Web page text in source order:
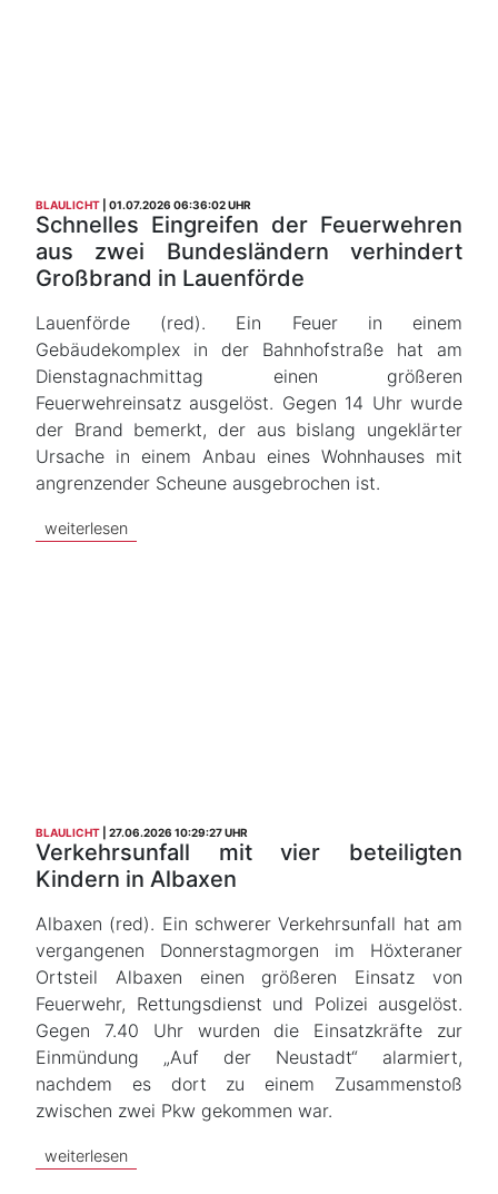
BLAULICHT 01.07.2026 06:36:02 UHR
Schnelles Eingreifen der Feuerwehren
aus zwei Bundesländern verhindert
Großbrand in Lauenförde
Lauenförde (red). Ein Feuer in einem
Gebäudekomplex in der Bahnhofstraße hat am
Dienstagnachmittag einen größeren
Feuerwehreinsatz ausgelöst. Gegen 14 Uhr wurde
der Brand bemerkt, der aus bislang ungeklärter
Ursache in einem Anbau eines Wohnhauses mit
angrenzender Scheune ausgebrochen ist.
weiterlesen
BLAULICHT 27.06.2026 10:29:27 UHR
Verkehrsunfall mit vier beteiligten
Kindern in Albaxen
Albaxen (red). Ein schwerer Verkehrsunfall hat am
vergangenen Donnerstagmorgen im Höxteraner
Ortsteil Albaxen einen größeren Einsatz von
Feuerwehr, Rettungsdienst und Polizei ausgelöst.
Gegen 7.40 Uhr wurden die Einsatzkräfte zur
Einmündung „Auf der Neustadt“ alarmiert,
nachdem es dort zu einem Zusammenstoß
zwischen zwei Pkw gekommen war.
weiterlesen